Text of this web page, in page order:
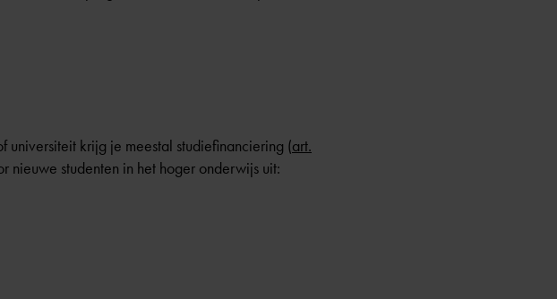
universiteit krijg je meestal studiefinanciering (art.
nieuwe studenten in het hoger onderwijs uit: